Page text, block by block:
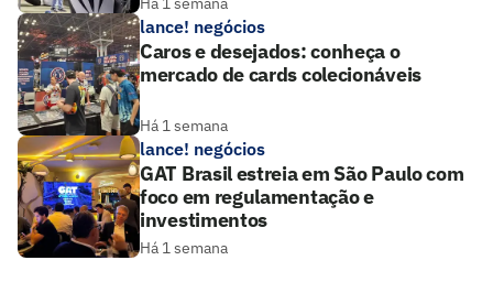
lance! negócios
Caros e desejados: conheça o
mercado de cards colecionáveis
Há 1 semana
lance! negócios
GAT Brasil estreia em São Paulo com
foco em regulamentação e
investimentos
Há 1 semana